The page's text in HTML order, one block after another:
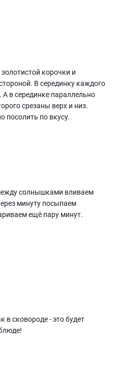
корочки и
В серединку каждого
в серединке параллельно
срезаны верх и низ.
посолить по вкусу.
солнышками вливаем
минуту посыпаем
ещё пару минут.
в сковороде - это будет